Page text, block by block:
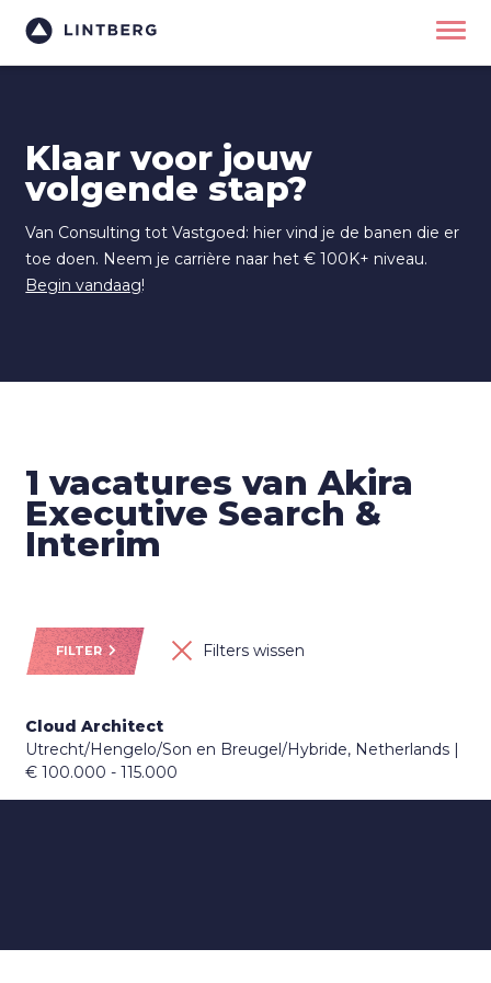
Klaar voor jouw
volgende stap?
Van Consulting tot Vastgoed: hier vind je de banen die er
toe doen. Neem je carrière naar het € 100K+ niveau.
Begin vandaag!
1 vacatures van Akira
Executive Search &
Interim
FILTER Filters wissen
Cloud Architect
Utrecht/Hengelo/Son en Breugel/Hybride, Netherlands
€ 100.000 - 115.000